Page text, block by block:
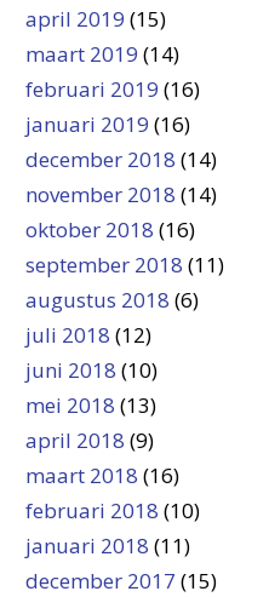
april 2019 (15)
maart 2019 (14)
februari 2019 (16)
januari 2019 (16)
december 2018 (14)
november 2018 (14)
oktober 2018 (16)
september 2018 (11)
augustus 2018 (6)
juli 2018 (12)
juni 2018 (10)
mei 2018 (13)
april 2018 (9)
maart 2018 (16)
februari 2018 (10)
januari 2018 (11)
december 2017 (15)